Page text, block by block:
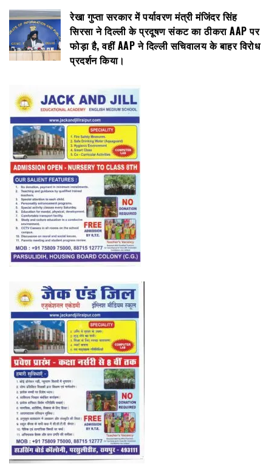
रेखा गुप्ता सरकार में पर्यावरण मंत्री मंजिंदर सिंह
सिरसा ने दिल्ली के प्रदूषण संकट का ठीकरा AAP पर
फोड़ा है, वहीं AAP ने दिल्ली सचिवालय के बाहर विरोध
प्रदर्शन किया।